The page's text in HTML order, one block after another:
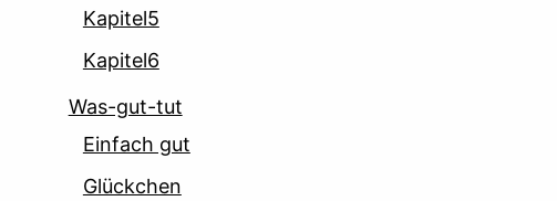
Kapitel5
Kapitel6
Was-gut-tut
Einfach gut
Glückchen